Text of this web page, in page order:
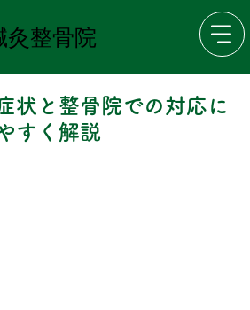
整骨院
状と整骨院での対応に
すく解説